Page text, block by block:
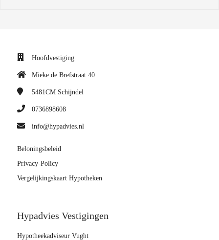
Hoofdvestiging
Mieke de Brefstraat 40
5481CM Schijndel
0736898608
info@hypadvies.nl
Beloningsbeleid
Privacy-Policy
Vergelijkingskaart Hypotheken
Hypadvies Vestigingen
Hypotheekadviseur Vught